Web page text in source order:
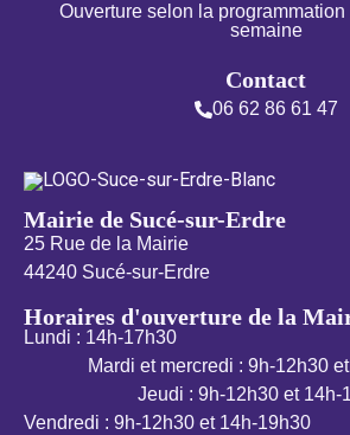
Ouverture selon la programmation
semaine
Contact
06 62 86 61 47
Mairie de Sucé-sur-Erdre
25 Rue de la Mairie
44240 Sucé-sur-Erdre
Horaires d'ouverture de la
Lundi : 14h-17h30
Mardi et mercredi : 9h-12h30
Jeudi : 9h-12h30 et 14h-
Vendredi : 9h-12h30 et 14h-19h30